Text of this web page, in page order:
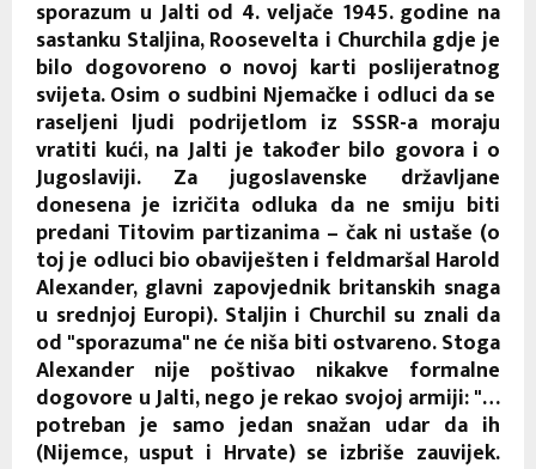
sporazum u Jalti od 4. veljače 1945. godine na
sastanku Staljina, Roosevelta i Churchila gdje je
bilo dogovoreno o novoj karti poslijeratnog
svijeta. Osim o sudbini Njemačke i odluci da se
raseljeni ljudi podrijetlom iz SSSR-a moraju
vratiti kući, na Jalti je također bilo govora i o
Jugoslaviji. Za jugoslavenske državljane
donesena je izričita odluka da ne smiju biti
predani Titovim partizanima – čak ni ustaše (o
toj je odluci bio obaviješten i feldmaršal Harold
Alexander, glavni zapovjednik britanskih snaga
u srednjoj Europi). Staljin i Churchil su znali da
od "sporazuma" ne će niša biti ostvareno. Stoga
Alexander nije poštivao nikakve formalne
dogovore u Jalti, nego je rekao svojoj armiji: "…
potreban je samo jedan snažan udar da ih
(Nijemce, usput i Hrvate) se izbriše zauvijek.